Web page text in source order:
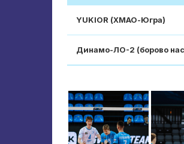
YUKIOR (ХМАО-Югра)
Динамо-ЛО-2 (борово